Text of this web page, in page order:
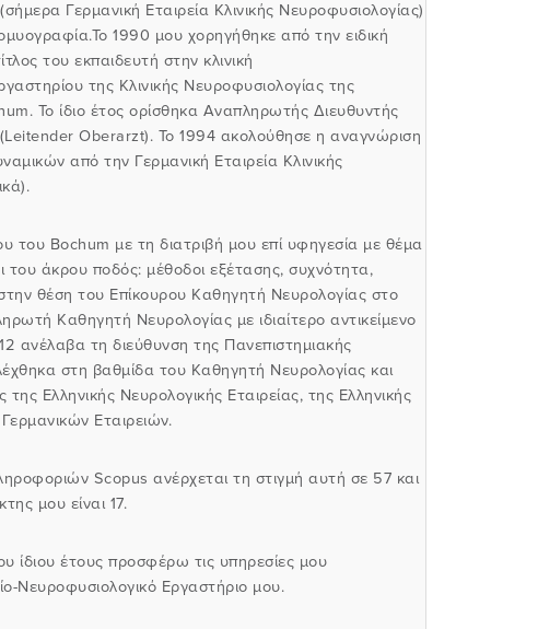
Γερμανική Εταιρεία Κλινικής Νευροφυσιολογίας)
Το 1990 μου χορηγήθηκε από την ειδική
του εκπαιδευτή στην κλινική
της Κλινικής Νευροφυσιολογίας της
Το ίδιο έτος ορίσθηκα Αναπληρωτής Διευθυντής
(Leitender Oberarzt). Το 1994 ακολούθησε η αναγνώριση
από την Γερμανική Εταιρεία Κλινικής
Bochum με τη διατριβή μου επί υφηγεσία με θέμα
του άκρου ποδός: μέθοδοι εξέτασης, συχνότητα,
στην θέση του Επίκουρου Καθηγητή Νευρολογίας στο
Καθηγητή Νευρολογίας με ιδιαίτερο αντικείμενο
ανέλαβα τη διεύθυνση της Πανεπιστημιακής
στη βαθμίδα του Καθηγητή Νευρολογίας και
της Ελληνικής Νευρολογικής Εταιρείας, της Ελληνικής
Εταιρειών.
Scopus ανέρχεται τη στιγμή αυτή σε 57 και
μου είναι 17.
ίδιου έτους προσφέρω τις υπηρεσίες μου
Νευροφυσιολογικό Εργαστήριο μου.